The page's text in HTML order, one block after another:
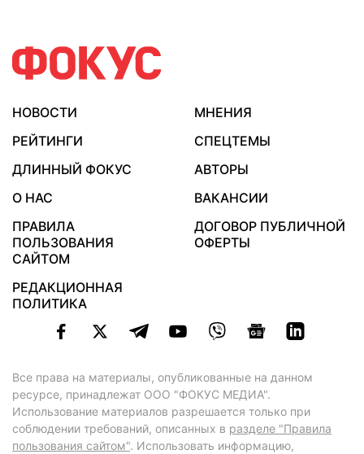
НОВОСТИ
МНЕНИЯ
РЕЙТИНГИ
СПЕЦТЕМЫ
ДЛИННЫЙ ФОКУС
АВТОРЫ
О НАС
ВАКАНСИИ
ПРАВИЛА
ПОЛЬЗОВАНИЯ
САЙТОМ
ДОГОВОР ПУБЛИЧНОЙ
ОФЕРТЫ
РЕДАКЦИОННАЯ
ПОЛИТИКА
Все права на материалы, опубликованные на данном
ресурсе, принадлежат ООО "ФОКУС МЕДИА".
Использование материалов разрешается только при
соблюдении требований, описанных в разделе "Правила
пользования сайтом". Использовать информацию,